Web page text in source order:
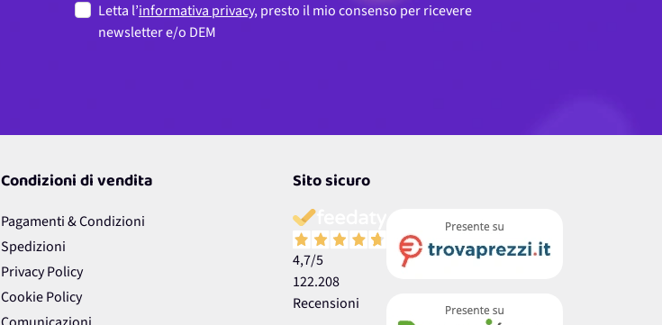
Letta l’informativa privacy, presto il mio consenso per ricevere
newsletter e/o DEM
Condizioni di vendita
Pagamenti & Condizioni
Spedizioni
Privacy Policy
Cookie Policy
Sito sicuro
4,7/5
122.208
Recensioni